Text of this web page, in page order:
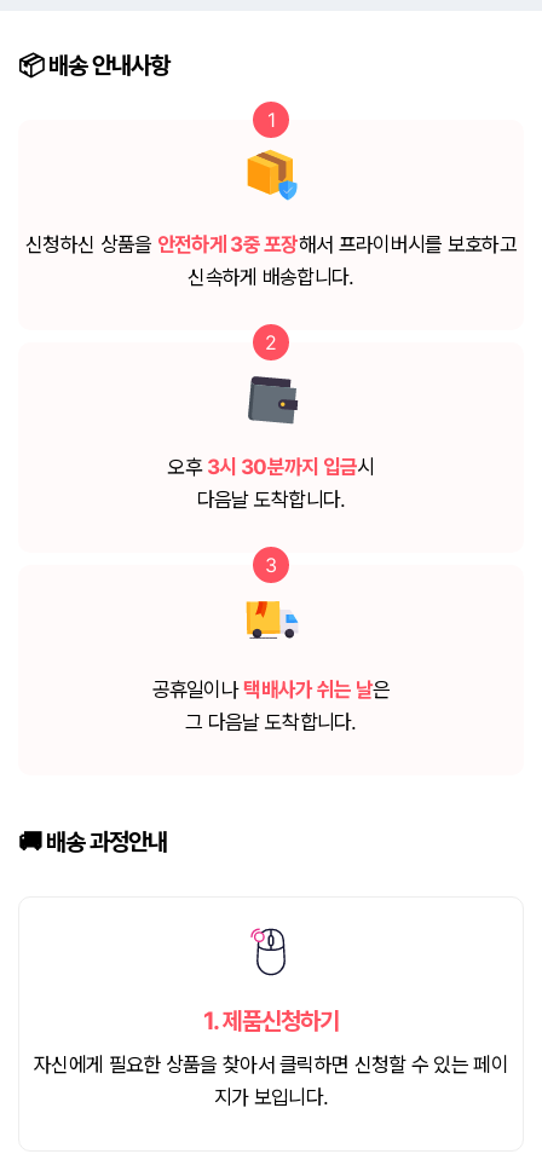
📦️ 배송안내사항
1
신청하신 상품을 안전하게 3중 포장해서 프라이버시를 보호하고
신속하게 배송합니다.
2
오후 3시 30분까지 입금시
다음날 도착합니다.
3
공휴일이나택배사가 쉬는 날은
그 다음날 도착합니다.
🚚 배송과정안내
1.제품신청하기
자신에게 필요한 상품을 찾아서 클릭하면 신청할 수 있는 페이
지가 보입니다.